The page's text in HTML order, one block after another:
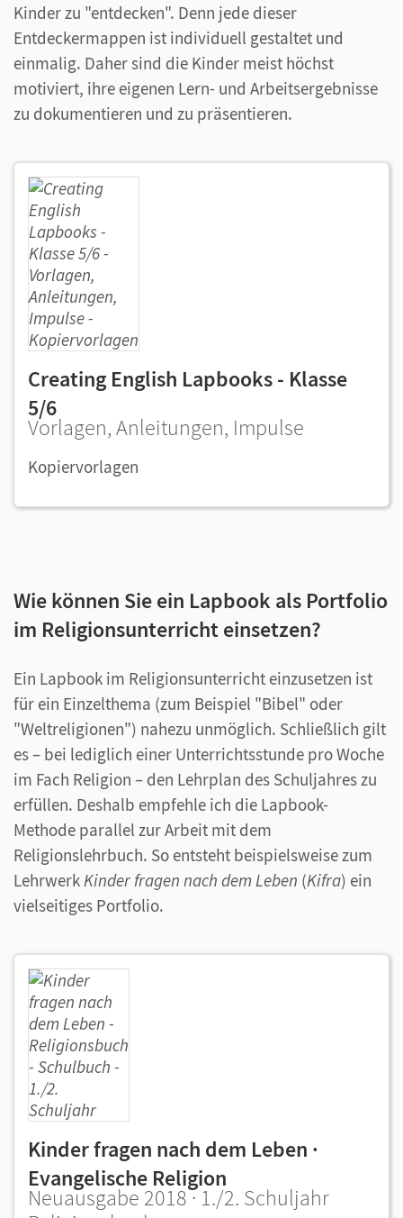
Kinder zu "entdecken". Denn jede dieser
Entdeckermappen ist individuell gestaltet und
einmalig. Daher sind die Kinder meist höchst
motiviert, ihre eigenen Lern- und Arbeitsergebnisse
zu dokumentieren und zu präsentieren.
Creating English Lapbooks - Klasse
5/6
Vorlagen, Anleitungen, Impulse
Kopiervorlagen
Wie können Sie ein Lapbook als Portfolio
im Religionsunterricht einsetzen?
Ein Lapbook im Religionsunterricht einzusetzen ist
für ein Einzelthema (zum Beispiel "Bibel" oder
"Weltreligionen") nahezu unmöglich. Schließlich gilt
es – bei lediglich einer Unterrichtsstunde pro Woche
im Fach Religion – den Lehrplan des Schuljahres zu
erfüllen. Deshalb empfehle ich die Lapbook-
Methode parallel zur Arbeit mit dem
Religionslehrbuch. So entsteht beispielsweise zum
LehrwerkKinder fragen nach dem Leben (Kifra) ein
vielseitiges Portfolio.
Kinder fragen nach dem Leben ·
Evangelische Religion
Neuausgabe 2018 · 1./2. Schuljahr